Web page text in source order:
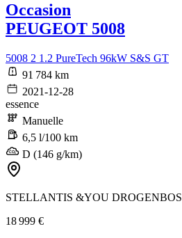
Occasion
PEUGEOT 5008
5008 2 1.2 PureTech 96kW S&S GT
91 784 km
2021-12-28
essence
Manuelle
6,5 l/100 km
D (146 g/km)
STELLANTIS &YOU DROGENBOS
18 999 €